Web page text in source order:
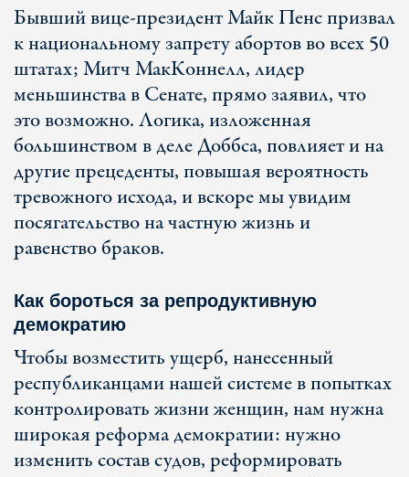
Бывший вице-президент Майк Пенс призвал
к национальному запрету абортов во всех 50
штатах; Митч МакКоннелл, лидер
меньшинства в Сенате, прямо заявил, что
это возможно. Логика, изложенная
большинством в деле Доббса, повлияет и на
другие прецеденты, повышая вероятность
тревожного исхода, и вскоре мы увидим
посягательство на частную жизнь и
равенство браков.
Как бороться за репродуктивную
демократию
Чтобы возместить ущерб, нанесенный
республиканцами нашей системе в попытках
контролировать жизни женщин, нам нужна
широкая реформа демократии: нужно
изменить состав судов, реформировать